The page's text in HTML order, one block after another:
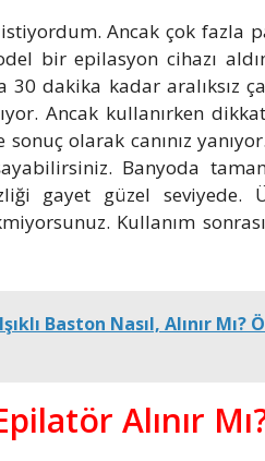
Ancak çok fazla
bir epilasyon cihazı
dakika kadar aralıksız
Ancak kullanırken
olarak canınız
Banyoda
gayet güzel seviyede.
Kullanım
Baston Nasıl, Alınır Mı?
Alınır